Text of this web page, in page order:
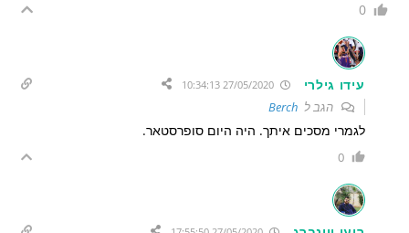
0
עידו גילרי 27/05/2020 10:34:13
הגב ל Berch
לגמרי מסכים איתך. היה היום סופרסטאר.
0